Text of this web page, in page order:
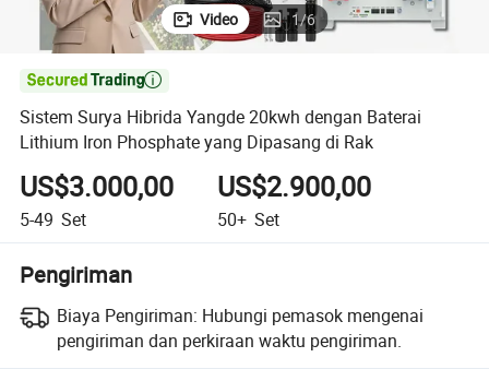
Video 1/6

Sistem Surya Hibrida Yangde 20kwh dengan Baterai
Lithium Iron Phosphate yang Dipasang di Rak
US$3.000,00
5-49 Set
US$2.900,00
50+ Set
Pengiriman
Biaya Pengiriman: Hubungi pemasok mengenai
pengiriman dan perkiraan waktu pengiriman.